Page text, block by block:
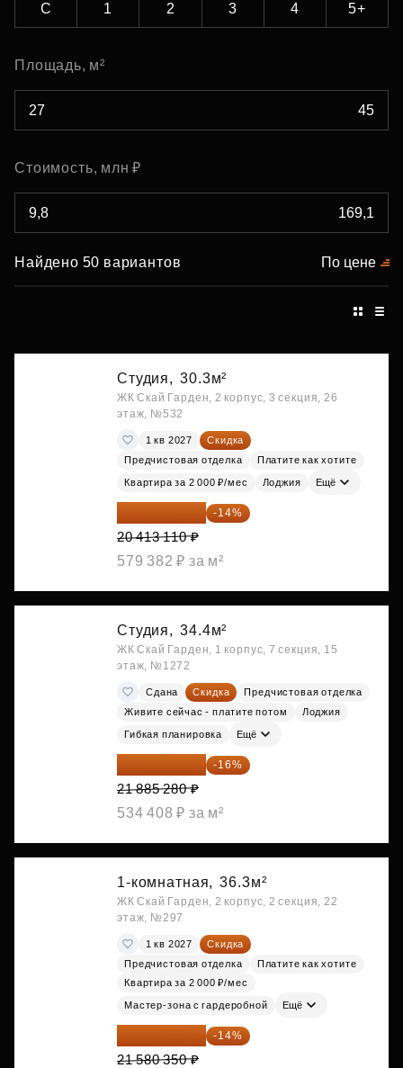
С 1 2 3 4 5+
Площадь, м²
Стоимость, млн ₽
Найдено 50 вариантов По цене
Студия, 30.3м²
ЖК Скай Гарден, 2 корпус, 3 секция, 26
этаж, №532
1 кв 2027
Скидка
Предчистовая отделка
Платите как хотите
Квартира за 2 000 ₽/мес Лоджия Ещё
17 555 275 ₽ -14%
20 413 110 ₽
579 382 ₽ за м²
Студия, 34.4м²
ЖК Скай Гарден, 1 корпус, 7 секция, 15
этаж, №1272
Сдана Скидка
Предчистовая отделка
Живите сейчас - платите потом
Лоджия
Гибкая планировка Ещё
18 383 635 ₽ -16%
21 885 280 ₽
534 408 ₽ за м²
1-комнатная, 36.3м²
ЖК Скай Гарден, 2 корпус, 2 секция, 22
этаж, №297
1 кв 2027
Скидка
Предчистовая отделка
Платите как хотите
Квартира за 2 000 ₽/мес
Мастер-зона с гардеробной Ещё
18 559 101 ₽ -14%
21 580 350 ₽